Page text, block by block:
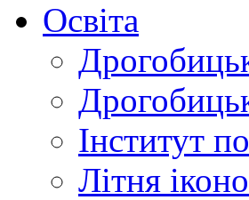
Освіта
Інститут
Літня